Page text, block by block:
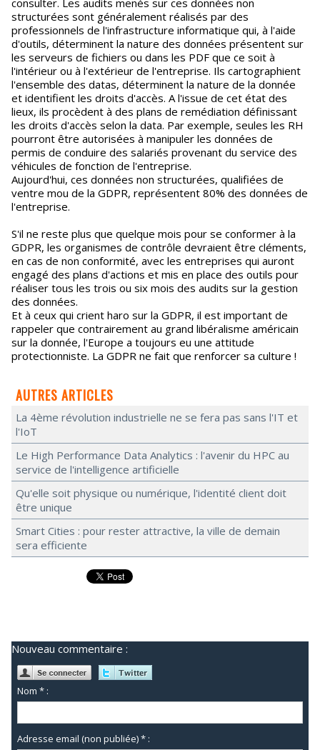
consulter. Les audits menés sur ces données non
structurées sont généralement réalisés par des
professionnels de l'infrastructure informatique qui, à l'aide
d'outils, déterminent la nature des données présentent sur
les serveurs de fichiers ou dans les PDF que ce soit à
l'intérieur ou à l'extérieur de l'entreprise. Ils cartographient
l'ensemble des datas, déterminent la nature de la donnée
et identifient les droits d'accès. A l'issue de cet état des
lieux, ils procèdent à des plans de remédiation définissant
les droits d'accès selon la data. Par exemple, seules les RH
pourront être autorisées à manipuler les données de
permis de conduire des salariés provenant du service des
véhicules de fonction de l'entreprise.
Aujourd'hui, ces données non structurées, qualifiées de
ventre mou de la GDPR, représentent 80% des données de
l'entreprise.
S'il ne reste plus que quelque mois pour se conformer à la
GDPR, les organismes de contrôle devraient être cléments,
en cas de non conformité, avec les entreprises qui auront
engagé des plans d'actions et mis en place des outils pour
réaliser tous les trois ou six mois des audits sur la gestion
des données.
Et à ceux qui crient haro sur la GDPR, il est important de
rappeler que contrairement au grand libéralisme américain
sur la donnée, l'Europe a toujours eu une attitude
protectionniste. La GDPR ne fait que renforcer sa culture !
AUTRES ARTICLES
La 4ème révolution industrielle ne se fera pas sans l'IT et
l'IoT
Le High Performance Data Analytics : l'avenir du HPC au
service de l'intelligence artificielle
Qu'elle soit physique ou numérique, l'identité client doit
être unique
Smart Cities : pour rester attractive, la ville de demain
sera efficiente
Nouveau commentaire :
Nom * :
Adresse email (non publiée) * :